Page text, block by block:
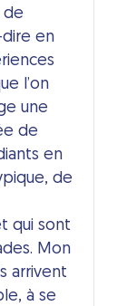
de
dire en
l’on
une
de
en
de
qui sont
Mon
arrivent
à se